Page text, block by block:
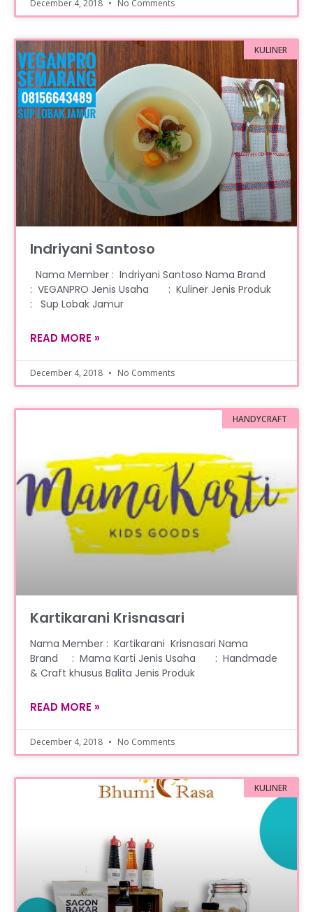
December 4, 2018 No Comments
KULINER
Indriyani Santoso
Nama Member : Indriyani Santoso Nama Brand
: VEGANPRO Jenis Usaha : Kuliner Jenis Produk
: Sup Lobak Jamur
READ MORE »
December 4, 2018 No Comments
HANDYCRAFT
Kartikarani Krisnasari
Nama Member : Kartikarani Krisnasari Nama
Brand : Mama Karti Jenis Usaha : Handmade
& Craft khusus Balita Jenis Produk
READ MORE »
December 4, 2018 No Comments
KULINER